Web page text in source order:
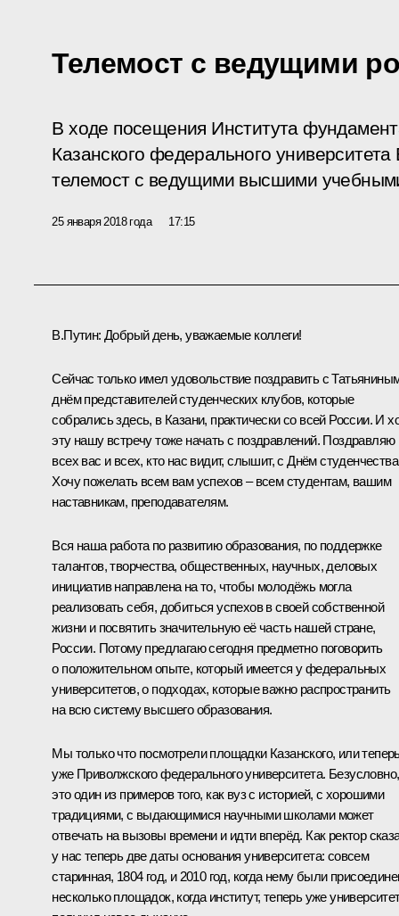
Телемост с ведущими
В ходе посещения Института
Казанского федерального
телемост с ведущими высшими
25 января 2018 года 17:15
В.Путин: Добрый день, уважаемые коллеги!
Сейчас только имел удовольствие поздравить с
днём представителей студенческих клубов, которые
собрались здесь, в Казани, практически со всей России. И
эту нашу встречу тоже начать с поздравлений. Поздравляю
всех вас и всех, кто нас видит, слышит, с Днём
Хочу пожелать всем вам успехов – всем студентам, вашим
наставникам, преподавателям.
Вся наша работа по развитию образования, по поддержке
талантов, творчества, общественных, научных, деловых
инициатив направлена на то, чтобы молодёжь могла
реализовать себя, добиться успехов в своей собственной
жизни и посвятить значительную её часть нашей стране,
России. Потому предлагаю сегодня предметно поговорить
о положительном опыте, который имеется у федеральных
университетов, о подходах, которые важно распространить
на всю систему высшего образования.
Мы только что посмотрели площадки Казанского, или
уже Приволжского федерального университета. Безусловно,
это один из примеров того, как вуз с историей, с хорошими
традициями, с выдающимися научными школами может
отвечать на вызовы времени и идти вперёд. Как ректор
у нас теперь две даты основания университета: совсем
старинная, 1804 год, и 2010 год, когда нему были
несколько площадок, когда институт, теперь уже